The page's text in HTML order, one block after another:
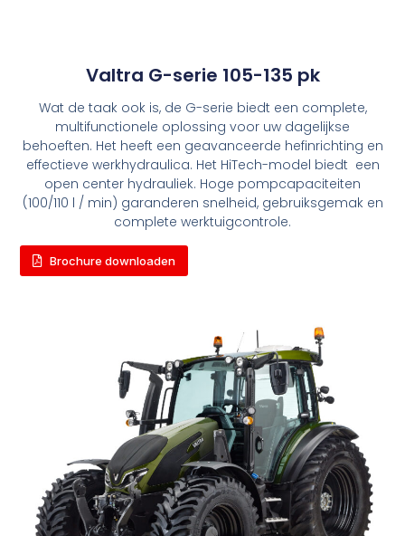
Valtra G-serie 105-135 pk
Wat de taak ook is, de G-serie biedt een complete,
multifunctionele oplossing voor uw dagelijkse
behoeften. Het heeft een geavanceerde hefinrichting en
effectieve werkhydraulica. Het HiTech-model biedt een
open center hydrauliek. Hoge pompcapaciteiten
(100/110 l / min) garanderen snelheid, gebruiksgemak en
complete werktuigcontrole.
Brochure downloaden